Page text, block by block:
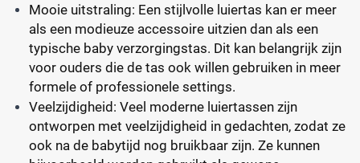
Mooie uitstraling: Een stijlvolle luiertas kan er meer
als een modieuze accessoire uitzien dan als een
typische baby verzorgingstas. Dit kan belangrijk zijn
voor ouders die de tas ook willen gebruiken in meer
formele of professionele settings.
Veelzijdigheid: Veel moderne luiertassen zijn
ontworpen met veelzijdigheid in gedachten, zodat ze
ook na de babytijd nog bruikbaar zijn. Ze kunnen